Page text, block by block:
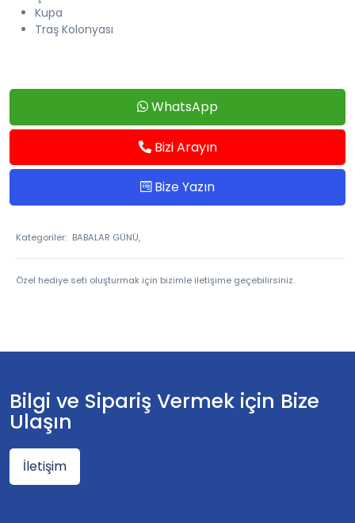
Kupa
Traş Kolonyası
WhatsApp
Bizi Arayın
Bize Yazın
Kategoriler: BABALAR GÜNÜ,
Özel hediye seti oluşturmak için bizimle iletişime geçebilirsiniz.
Bilgi ve Sipariş Vermek için Bize
Ulaşın
İletişim